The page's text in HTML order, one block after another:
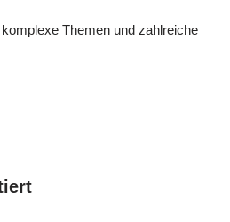
Themen und zahlreiche